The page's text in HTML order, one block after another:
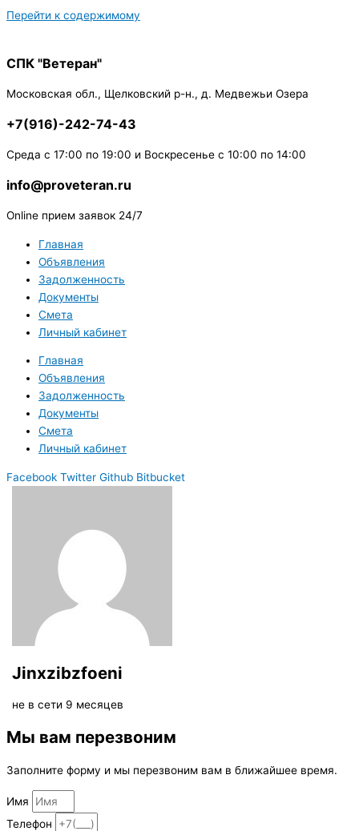
Перейти к содержимому
СПК "Ветеран"
Московская обл., Щелковский р-н., д. Медвежьи Озера
+7(916)-242-74-43
Среда с 17:00 по 19:00 и Воскресенье с 10:00 по 14:00
info@proveteran.ru
Online прием заявок 24/7
Главная
Объявления
Задолженность
Документы
Смета
Личный кабинет
Главная
Объявления
Задолженность
Документы
Смета
Личный кабинет
Facebook Twitter Github Bitbucket
Jinxzibzfoeni
не в сети 9 месяцев
Мы вам перезвоним
Заполните форму и мы перезвоним вам в ближайшее время.
Имя
Телефон